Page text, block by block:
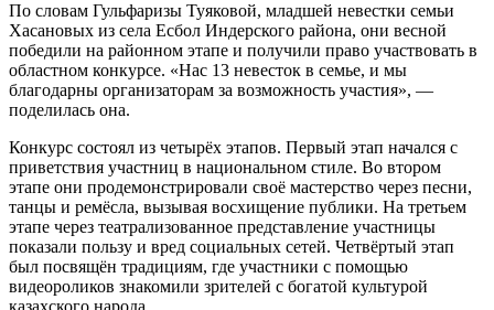
По словам Гульфаризы Туяковой, младшей невестки семьи
Хасановых из села Есбол Индерского района, они весной
победили на районном этапе и получили право участвовать в
областном конкурсе. «Нас 13 невесток в семье, и мы
благодарны организаторам за возможность участия», —
поделилась она.
Конкурс состоял из четырёх этапов. Первый этап начался с
приветствия участниц в национальном стиле. Во втором
этапе они продемонстрировали своё мастерство через песни,
танцы и ремёсла, вызывая восхищение публики. На третьем
этапе через театрализованное представление участницы
показали пользу и вред социальных сетей. Четвёртый этап
был посвящён традициям, где участники с помощью
видеороликов знакомили зрителей с богатой культурой